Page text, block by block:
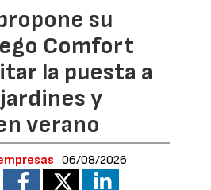
su
Comfort
la puesta a
y
verano
06/08/2026